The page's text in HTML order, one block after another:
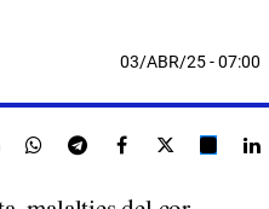
03/ABR/25- 07:00